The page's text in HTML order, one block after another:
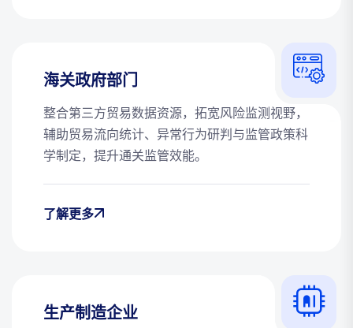
海关政府部门
整合第三方贸易数据资源，拓宽风险监测视野，
辅助贸易流向统计、异常行为研判与监管政策科
学制定，提升通关监管效能。
了解更多
生产制造企业